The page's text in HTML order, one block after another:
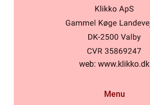
web: www.klikko.dk
Menu